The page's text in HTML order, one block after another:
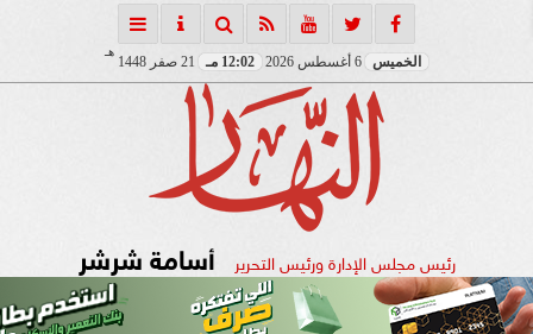
الخميس 12:02 مـ 21 صفر 1448
هـ
رئيس مجلس الإدارة ورئيس التحرير أسامة شرشر